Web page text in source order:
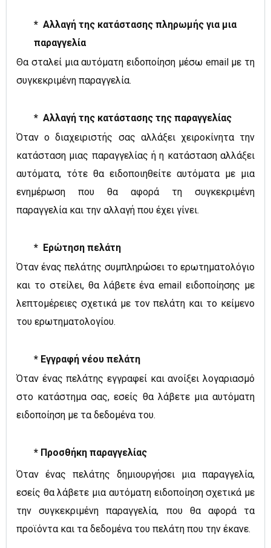
* Αλλαγή της κατάστασης πληρωμής για μια
παραγγελία
Θα σταλεί μια αυτόματη ειδοποίηση μέσω email με τη
συγκεκριμένη παραγγελία.
* Αλλαγή της κατάστασης της παραγγελίας
Όταν ο διαχειριστής σας αλλάξει χειροκίνητα την
κατάσταση μιας παραγγελίας ή η κατάσταση αλλάξει
αυτόματα, τότε θα ειδοποιηθείτε αυτόματα με μια
ενημέρωση που θα αφορά τη συγκεκριμένη
παραγγελία και την αλλαγή που έχει γίνει.
* Ερώτηση πελάτη
Όταν ένας πελάτης συμπληρώσει το ερωτηματολόγιο
και το στείλει, θα λάβετε ένα email ειδοποίησης με
λεπτομέρειες σχετικά με τον πελάτη και το κείμενο
του ερωτηματολογίου.
* Εγγραφή νέου πελάτη
Όταν ένας πελάτης εγγραφεί και ανοίξει λογαριασμό
στο κατάστημα σας, εσείς θα λάβετε μια αυτόματη
ειδοποίηση με τα δεδομένα του.
* Προσθήκη παραγγελίας
Όταν ένας πελάτης δημιουργήσει μια παραγγελία,
εσείς θα λάβετε μια αυτόματη ειδοποίηση σχετικά με
την συγκεκριμένη παραγγελία, που θα αφορά τα
προϊόντα και τα δεδομένα του πελάτη που την έκανε.